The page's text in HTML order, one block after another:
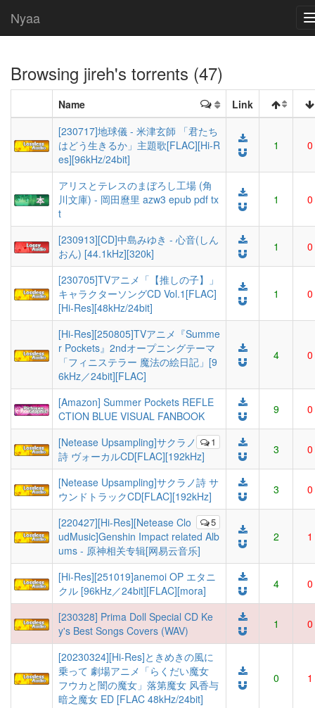
Nyaa
Browsing jireh's torrents (47)
Name
Link
[230717]地球儀 - 米津玄師 「君たち
はどう生きるか」主題歌[FLAC][Hi-R
es][96kHz/24bit]
1 0
アリスとテレスのまぼろし工場 (角
川文庫) - 岡田麿里 azw3 epub pdf tx
t
1 0
[230913][CD]中島みゆき - 心音(しん
おん) [44.1kHz][320k]
1 0
[230705]TVアニメ「【推しの子】」
キャラクターソングCD Vol.1[FLAC]
[Hi-Res][48kHz/24bit]
1 0
[Hi-Res][250805]TVアニメ『Summe
r Pockets』2ndオープニングテーマ
「フィニステラー 魔法の絵日記」[9
6kHz／24bit][FLAC]
4 0
[Amazon] Summer Pockets REFLE
CTION BLUE VISUAL FANBOOK
9 0
1
[Netease Upsampling]サクラノ
詩 ヴォーカルCD[FLAC][192kHz]
3 0
[Netease Upsampling]サクラノ詩 サ
ウンドトラックCD[FLAC][192kHz]
3 0
5
[220427][Hi-Res][Netease Clo
udMusic]Genshin Impact related Alb
ums - 原神相关专辑[网易云音乐]
2 1
[Hi-Res][251019]anemoi OP エタニ
クル [96kHz／24bit][FLAC][mora]
4 0
[230328] Prima Doll Special CD Ke
y's Best Songs Covers (WAV)
1 0
[20230324][Hi-Res]ときめきの風に
乗って 劇場アニメ「らくだい魔女
フウカと闇の魔女」落第魔女 风香与
暗之魔女 ED [FLAC 48kHz/24bit]
0 1